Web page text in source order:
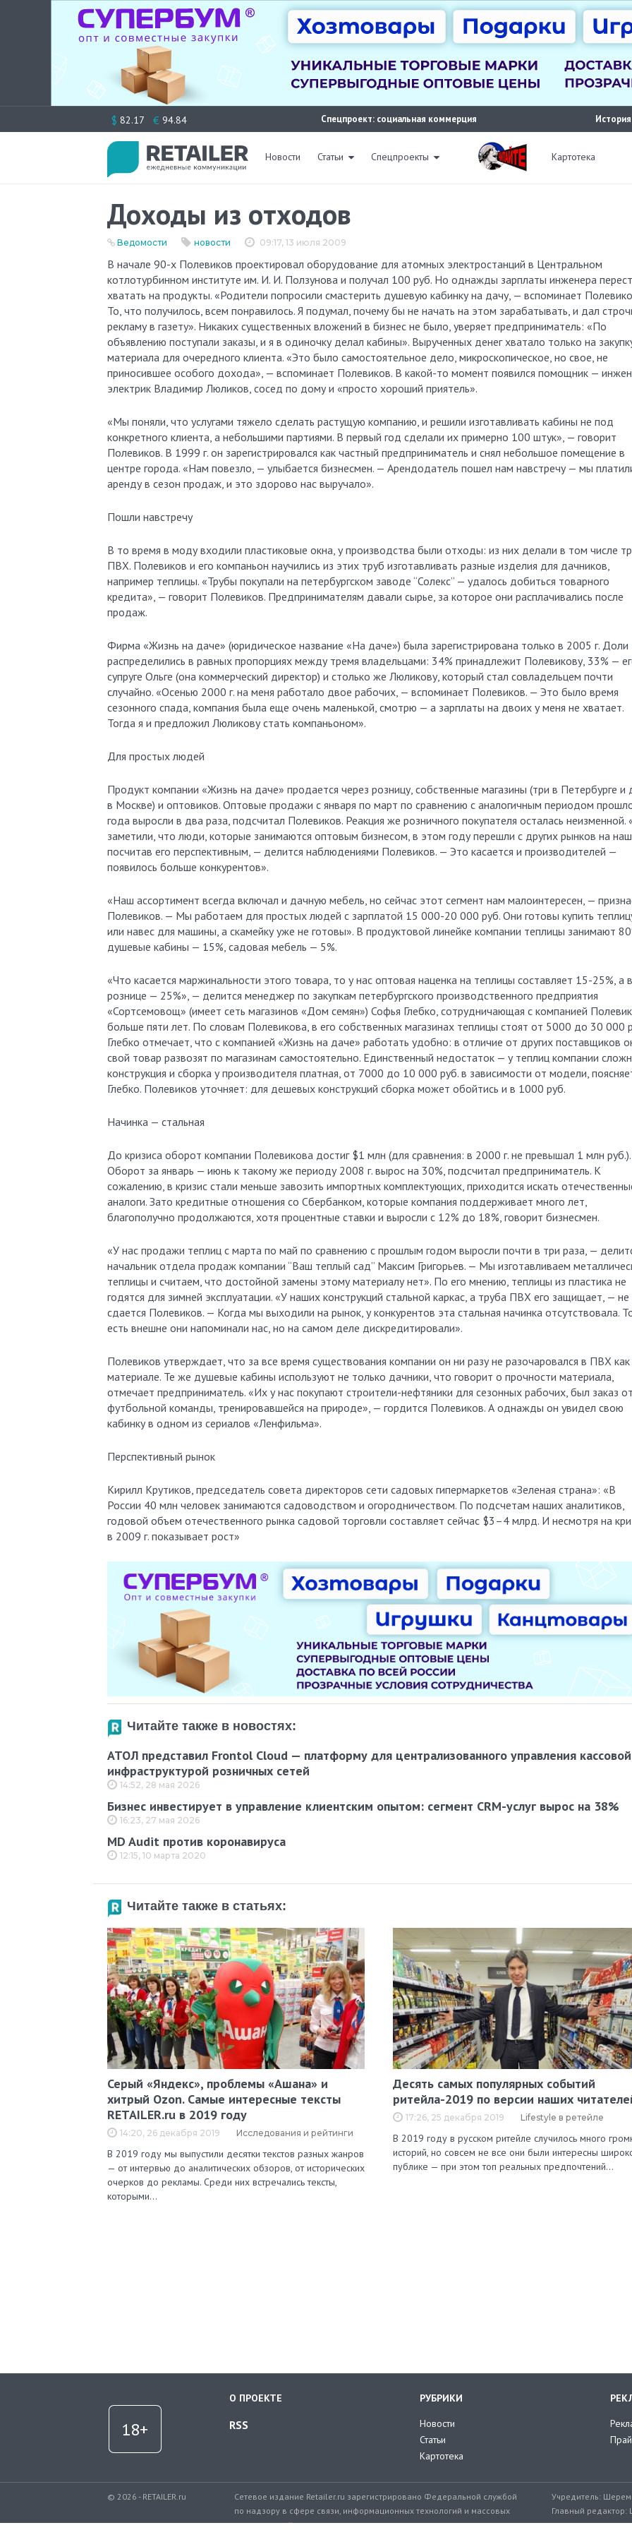
к
$ 82.17 € 94.84 Спецпроект: социальная коммерция
Новости Статьи Спецпроекты Картотека
Доходы из отходов
09:17, 13 июля 2009
Ведомости новости
В начале 90-х Полевиков проектировал оборудование для атомных электростанций в Центральном
котлотурбинном институте им. И. И. Ползунова и получал 100 руб. Но однажды зарплаты инженера
хватать на продукты. «Родители попросили смастерить душевую кабинку на дачу, — вспоминает
То, что получилось, всем понравилось. Я подумал, почему бы не начать на этом зарабатывать, и дал
рекламу в газету». Никаких существенных вложений в бизнес не было, уверяет предприниматель: «По
объявлению поступали заказы, и я в одиночку делал кабины». Вырученных денег хватало только на
материала для очередного клиента. «Это было самостоятельное дело, микроскопическое, но свое, не
приносившее особого дохода», — вспоминает Полевиков. В какой-то момент появился помощник —
электрик Владимир Люликов, сосед по дому и «просто хороший приятель».
«Мы поняли, что услугами тяжело сделать растущую компанию, и решили изготавливать кабины не под
конкретного клиента, а небольшими партиями. В первый год сделали их примерно 100 штук», — говорит
Полевиков. В 1999 г. он зарегистрировался как частный предприниматель и снял небольшое помещение в
центре города. «Нам повезло, — улыбается бизнесмен. — Арендодатель пошел нам навстречу — мы
аренду в сезон продаж, и это здорово нас выручало».
Пошли навстречу
В то время в моду входили пластиковые окна, у производства были отходы: из них делали в том числе
ПВХ. Полевиков и его компаньон научились из этих труб изготавливать разные изделия для дачников,
например теплицы. «Трубы покупали на петербургском заводе “Солекс” — удалось добиться товарного
кредита», — говорит Полевиков. Предпринимателям давали сырье, за которое они расплачивались после
продаж.
Фирма «Жизнь на даче» (юридическое название «На даче») была зарегистрирована только в 2005 г. Доли
распределились в равных пропорциях между тремя владельцами: 34% принадлежит Полевикову, 33% —
супруге Ольге (она коммерческий директор) и столько же Люликову, который стал совладельцем почти
случайно. «Осенью 2000 г. на меня работало двое рабочих, — вспоминает Полевиков. — Это было время
сезонного спада, компания была еще очень маленькой, смотрю — а зарплаты на двоих у меня не хватает.
Тогда я и предложил Люликову стать компаньоном».
Для простых людей
Продукт компании «Жизнь на даче» продается через розницу, собственные магазины (три в Петербурге и
в Москве) и оптовиков. Оптовые продажи с января по март по сравнению с аналогичным периодом
года выросли в два раза, подсчитал Полевиков. Реакция же розничного покупателя осталась
заметили, что люди, которые занимаются оптовым бизнесом, в этом году перешли с других рынков на наш,
посчитав его перспективным, — делится наблюдениями Полевиков. — Это касается и производителей —
появилось больше конкурентов».
«Наш ассортимент всегда включал и дачную мебель, но сейчас этот сегмент нам малоинтересен, —
Полевиков. — Мы работаем для простых людей с зарплатой 15 000-20 000 руб. Они готовы купить
или навес для машины, а скамейку уже не готовы». В продуктовой линейке компании теплицы занимают
душевые кабины — 15%, садовая мебель — 5%.
«Что касается маржинальности этого товара, то у нас оптовая наценка на теплицы составляет 15-25%, а в
рознице — 25%», — делится менеджер по закупкам петербургского производственного предприятия
«Сортсемовощ» (имеет сеть магазинов «Дом семян») Софья Глебко, сотрудничающая с компанией
больше пяти лет. По словам Полевикова, в его собственных магазинах теплицы стоят от 5000 до 30 000
Глебко отмечает, что с компанией «Жизнь на даче» работать удобно: в отличие от других поставщиков
свой товар развозят по магазинам самостоятельно. Единственный недостаток — у теплиц компании
конструкция и сборка у производителя платная, от 7000 до 10 000 руб. в зависимости от модели,
Глебко. Полевиков уточняет: для дешевых конструкций сборка может обойтись и в 1000 руб.
Начинка — стальная
До кризиса оборот компании Полевикова достиг $1 млн (для сравнения: в 2000 г. не превышал 1 млн руб.).
Оборот за январь — июнь к такому же периоду 2008 г. вырос на 30%, подсчитал предприниматель. К
сожалению, в кризис стали меньше завозить импортных комплектующих, приходится искать
аналоги. Зато кредитные отношения со Сбербанком, которые компания поддерживает много лет,
благополучно продолжаются, хотя процентные ставки и выросли с 12% до 18%, говорит бизнесмен.
«У нас продажи теплиц с марта по май по сравнению с прошлым годом выросли почти в три раза, —
начальник отдела продаж компании “Ваш теплый сад” Максим Григорьев. — Мы изготавливаем
теплицы и считаем, что достойной замены этому материалу нет». По его мнению, теплицы из пластика не
годятся для зимней эксплуатации. «У наших конструкций стальной каркас, а труба ПВХ его защищает, — не
сдается Полевиков. — Когда мы выходили на рынок, у конкурентов эта стальная начинка отсутствовала.
есть внешне они напоминали нас, но на самом деле дискредитировали».
Полевиков утверждает, что за все время существования компании он ни разу не разочаровался в ПВХ как
материале. Те же душевые кабины используют не только дачники, что говорит о прочности материала,
отмечает предприниматель. «Их у нас покупают строители-нефтяники для сезонных рабочих, был заказ от
футбольной команды, тренировавшейся на природе», — гордится Полевиков. А однажды он увидел свою
кабинку в одном из сериалов «Ленфильма».
Перспективный рынок
Кирилл Крутиков, председатель совета директоров сети садовых гипермаркетов «Зеленая страна»: «В
России 40 млн человек занимаются садоводством и огородничеством. По подсчетам наших аналитиков,
годовой объем отечественного рынка садовой торговли составляет сейчас $3–4 млрд. И несмотря на
в 2009 г. показывает рост»
Читайте также в новостях:
АТОЛ представил Frontol Cloud — платформу для централизованного управления кассовой
инфраструктурой розничных сетей
14:52, 28 мая 2026
Бизнес инвестирует в управление клиентским опытом: сегмент CRM-услуг вырос на 38%
16:23, 27 мая 2026
MD Audit против коронавируса
12:15, 10 марта 2020
Читайте также в статьях:
Серый «Яндекс», проблемы «Ашана» и
хитрый Ozon. Самые интересные тексты
RETAILER.ru в 2019 году
14:20, 26 декабря 2019 Исследования и рейтинги
В 2019 году мы выпустили десятки текстов разных жанров
— от интервью до аналитических обзоров, от исторических
очерков до рекламы. Среди них встречались тексты,
которыми…
Десять самых популярных событий
ритейла-2019 по версии наших
17:26, 25 декабря 2019 Lifestyle в ретейле
В 2019 году в русском ритейле случилось много
историй, но совсем не все они были интересны
публике — при этом топ реальных предпочтений…
О ПРОЕКТЕ
RSS
РУБРИКИ
Новости
Статьи
Картотека
© 2026 - RETAILER.ru
Сетевое издание Retailer.ru зарегистрировано Федеральной службой
по надзору в сфере связи, информационных технологий и массовых
коммуникаций.
Учредитель:
Главный редактор: